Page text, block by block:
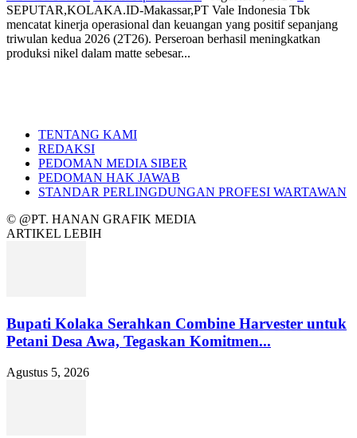
SEPUTAR,KOLAKA.ID-Makassar,PT Vale Indonesia Tbk
mencatat kinerja operasional dan keuangan yang positif sepanjang
triwulan kedua 2026 (2T26). Perseroan berhasil meningkatkan
produksi nikel dalam matte sebesar...
TENTANG KAMI
REDAKSI
PEDOMAN MEDIA SIBER
PEDOMAN HAK JAWAB
STANDAR PERLINGDUNGAN PROFESI WARTAWAN
© @PT. HANAN GRAFIK MEDIA
ARTIKEL LEBIH
Bupati Kolaka Serahkan Combine Harvester untuk
Petani Desa Awa, Tegaskan Komitmen...
Agustus 5, 2026